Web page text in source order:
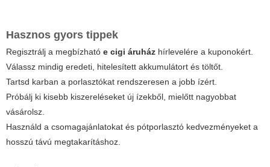
Hasznos gyors tippek
Regisztrálj a megbízható e cigi áruház hírlevelére a kuponokért.
Válassz mindig eredeti, hitelesített akkumulátort és töltőt.
Tartsd karban a porlasztókat rendszeresen a jobb ízért.
Próbálj ki kisebb kiszereléseket új ízekből, mielőtt nagyobbat
vásárolsz.
Használd a csomagajánlatokat és pótporlasztó kedvezményeket a
hosszú távú megtakarításhoz.